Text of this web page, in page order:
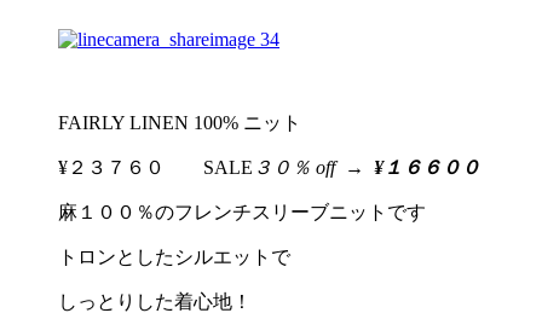
FAIRLY LINEN 100% ニット
¥２３７６０ SALE ３０％ off→ ¥１６６００
麻１００％のフレンチスリーブニットです
トロンとしたシルエットで
しっとりした着心地！